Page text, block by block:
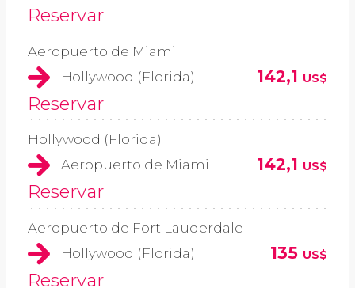
Reservar
Aeropuerto de Miami
Hollywood (Florida)
142,1 US$
Reservar
Hollywood (Florida)
Aeropuerto de Miami
142,1 US$
Reservar
Aeropuerto de Fort Lauderdale
Hollywood (Florida)
135 US$
Reservar